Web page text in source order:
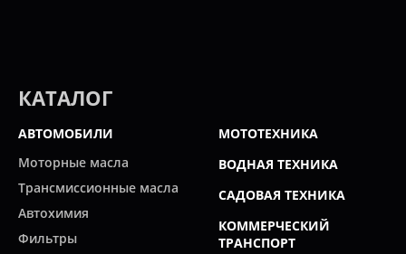
КАТАЛОГ
АВТОМОБИЛИ
Моторные масла
Трансмиссионные масла
Автохимия
Фильтры
МОТОТЕХНИКА
ВОДНАЯ ТЕХНИКА
САДОВАЯ ТЕХНИКА
КОММЕРЧЕСКИЙ
ТРАНСПОРТ